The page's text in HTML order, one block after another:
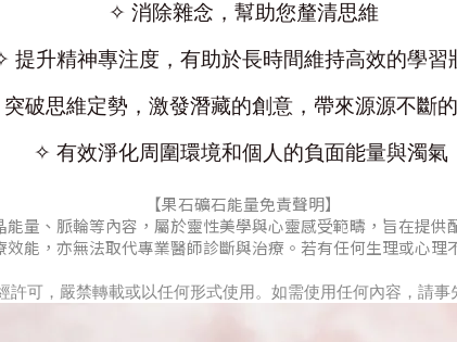
✧ 消除雜念，幫助您釐清思維
提升精神專注度，有助於長時間維持高效的學習
破思維定勢，激發潛藏的創意，帶來源源不斷
✧ 有效淨化周圍環境和個人的負面能量與濁氣
【果石礦石能量免責聲明】
量、脈輪等內容，屬於靈性美學與心靈感受範疇，旨在提供
能，亦無法取代專業醫師診斷與治療。若有任何生理或心理
可，嚴禁轉載或以任何形式使用。如需使用任何內容，請